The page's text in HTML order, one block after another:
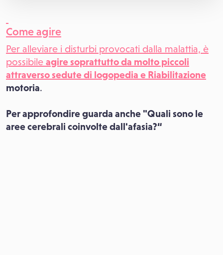
Come agire
Per alleviare i disturbi provocati dalla malattia, è
possibile agire soprattutto da molto piccoli
attraverso sedute di logopedia e Riabilitazione
motoria.
Per approfondire guarda anche "Quali sono le
aree cerebrali coinvolte dall'afasia?“